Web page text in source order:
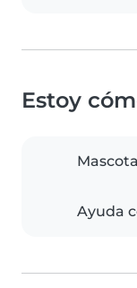
Estoy
Ayuda